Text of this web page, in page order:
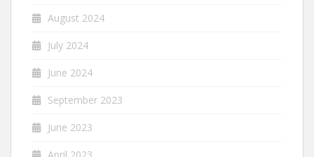
August 2024
July 2024
June 2024
September 2023
June 2023